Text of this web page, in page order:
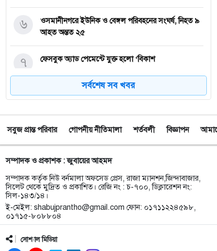
ওসমানীনগরে ইউনিক ও বেঙ্গল পরিবহনের সংঘর্ষ, নিহত ৯
আহত অন্তত ২৫
৬
ফেসবুক অ্যাড পেমেন্টে যুক্ত হলো ‘বিকাশ
৭
সিলেটে চার বছরের শিশু ফাহিমা ধর্ষণ ও হত্যা মামলায়
৮
নয়াদিল্লিতে সাজাপ্রাপ্ত গণহত্যাকারী শেখ হাসিনাকে
সংবাদমাধ্যমের মুখোমুখি হতে দেওয়ায় ঢাকার তীব্র ক্ষোভ
৯
বড়লেখায় গণভোটের রায় ও জুলাই সনদ বাস্তবায়নের
দাবিতে জামায়াতের সমাবেশ ও গণমিছিল
১০
গোয়াইনঘাটে ১৭০ বোতল ভারতীয় ইস্কাফ কফ সিরাপ
উদ্ধার, গ্রেপ্তার ১
১১
জুলাই গণঅভ্যুত্থান দিবস উপলক্ষে জকিগঞ্জে আলোচনা
সর্বশেষ সব খবর
সবুজ প্রান্ত পরিবার গোপনীয় নীতিমালা শর্তবলী বিজ্ঞাপন
সম্পাদক ও প্রকাশক : জুবায়ের আহমদ
সম্পাদক কর্তৃক নিউ বর্নমালা অফসেড প্রেস, রাজা ম্যানশন,জিন্দাবাজার,
সিলেট থেকে মুদ্রিত ও প্রকাশিত। রেজি নং : চ-৭০০, ডিক্লারেশন নং:
সিল-১৪৩/১৪।
ই-মেইল: shabujprantho@gmail.com ফোন: ০১৭১১২২৪৫৯৮,
০১৭১৫-৮০৮৮০৪
সোশ্যাল মিডিয়া